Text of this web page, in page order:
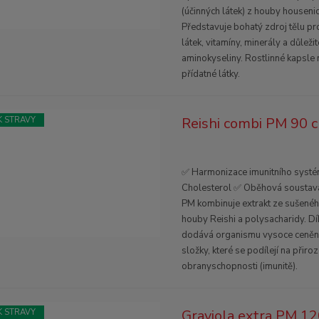
(účinných látek) z houby
Představuje bohatý zdroj tělu
látek, vitamíny, minerály a
aminokyseliny. Rostlinné kapsle
přídatné látky.
Reishi combi PM 90
STRAVY
✅ Harmonizace imunitního
Cholesterol ✅ Oběhová
PM kombinuje extrakt ze
houby Reishi a polysacharidy.
dodává organismu vysoce
složky, které se podílejí na
obranyschopnosti (imunitě).
STRAVY